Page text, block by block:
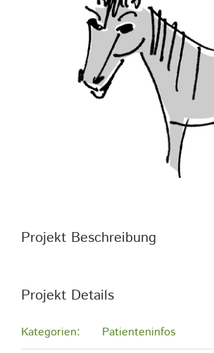
Tierhalterinfos
Projekt Beschreibung
Projekt Details
Kategorien: Patienteninfos